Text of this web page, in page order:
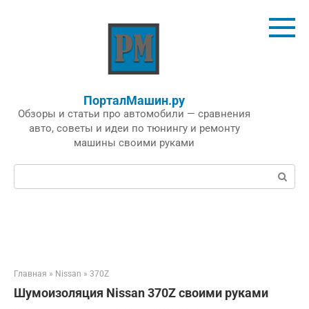
ПорталМашин.ру
Обзоры и статьи про автомобили — сравнения
авто, советы и идеи по тюнингу и ремонту
машины своими руками
Поиск:
Главная » Nissan » 370Z
Шумоизоляция Nissan 370Z своими руками